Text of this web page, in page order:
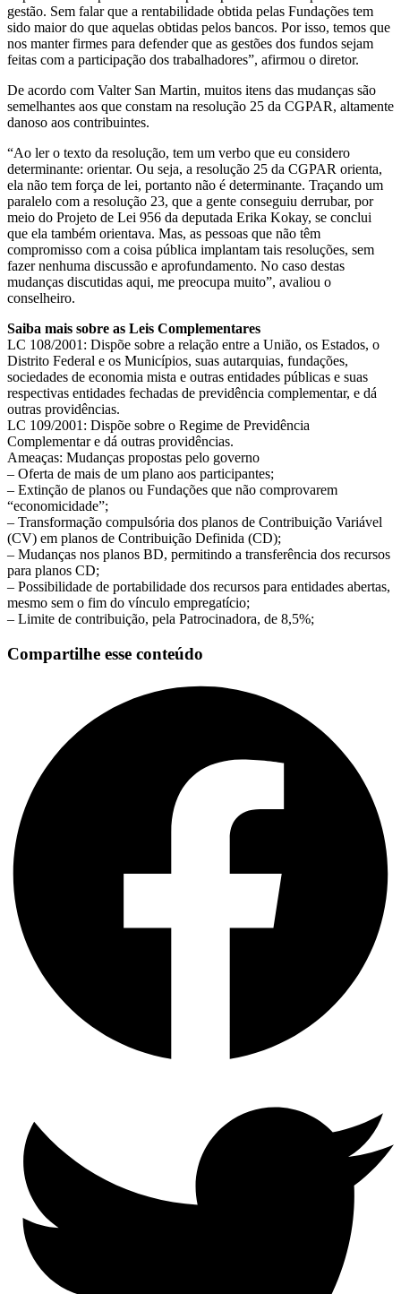
gestão. Sem falar que a rentabilidade obtida pelas Fundações tem
sido maior do que aquelas obtidas pelos bancos. Por isso, temos que
nos manter firmes para defender que as gestões dos fundos sejam
feitas com a participação dos trabalhadores”, afirmou o diretor.
De acordo com Valter San Martin, muitos itens das mudanças são
semelhantes aos que constam na resolução 25 da CGPAR, altamente
danoso aos contribuintes.
“Ao ler o texto da resolução, tem um verbo que eu considero
determinante: orientar. Ou seja, a resolução 25 da CGPAR orienta,
ela não tem força de lei, portanto não é determinante. Traçando um
paralelo com a resolução 23, que a gente conseguiu derrubar, por
meio do Projeto de Lei 956 da deputada Erika Kokay, se conclui
que ela também orientava. Mas, as pessoas que não têm
compromisso com a coisa pública implantam tais resoluções, sem
fazer nenhuma discussão e aprofundamento. No caso destas
mudanças discutidas aqui, me preocupa muito”, avaliou o
conselheiro.
Saiba mais sobre as Leis Complementares
LC 108/2001: Dispõe sobre a relação entre a União, os Estados, o
Distrito Federal e os Municípios, suas autarquias, fundações,
sociedades de economia mista e outras entidades públicas e suas
respectivas entidades fechadas de previdência complementar, e dá
outras providências.
LC 109/2001: Dispõe sobre o Regime de Previdência
Complementar e dá outras providências.
Ameaças: Mudanças propostas pelo governo
– Oferta de mais de um plano aos participantes;
– Extinção de planos ou Fundações que não comprovarem
“economicidade”;
– Transformação compulsória dos planos de Contribuição Variável
(CV) em planos de Contribuição Definida (CD);
– Mudanças nos planos BD, permitindo a transferência dos recursos
para planos CD;
– Possibilidade de portabilidade dos recursos para entidades abertas,
mesmo sem o fim do vínculo empregatício;
– Limite de contribuição, pela Patrocinadora, de 8,5%;
Compartilhe esse conteúdo